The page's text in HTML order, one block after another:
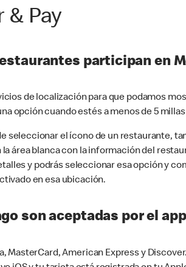
& Pay
participan en
de localización para que podamos
opción cuando estés a menos de 5
seleccionar el ícono de un restaurante,
la área blanca con la información del
y podrás seleccionar esa opción y
en esa ubicación.
son aceptadas por el
MasterCard, American Express y